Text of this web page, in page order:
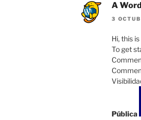
A
3
Hi, this
To get
Pública